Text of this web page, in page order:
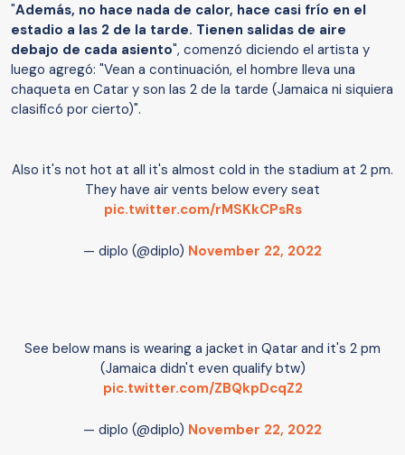
"Además, no hace nada de calor, hace casi frío en el
estadio a las 2 de la tarde. Tienen salidas de aire
debajo de cada asiento", comenzó diciendo el artista y
luego agregó: "Vean a continuación, el hombre lleva una
chaqueta en Catar y son las 2 de la tarde (Jamaica ni siquiera
clasificó por cierto)".
Also it's not hot at all it's almost cold in the stadium at 2 pm.
They have air vents below every seat
pic.twitter.com/rMSKkCPsRs
— diplo (@diplo) November 22, 2022
See below mans is wearing a jacket in Qatar and it's 2 pm
(Jamaica didn't even qualify btw)
pic.twitter.com/ZBQkpDcqZ2
— diplo (@diplo) November 22, 2022